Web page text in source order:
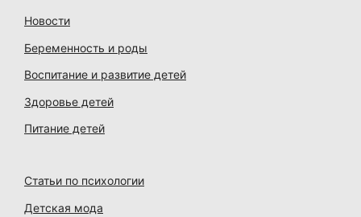
Новости
Беременность и роды
Воспитание и развитие детей
Здоровье детей
Питание детей
Статьи по психологии
Детская мода